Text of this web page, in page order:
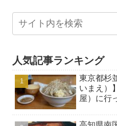
人気記事ランキング
東京都杉
いまえ）
屋）に行